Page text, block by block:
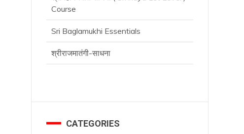
Course
Sri Baglamukhi Essentials
श्रीराजमातंगी-साधना
CATEGORIES